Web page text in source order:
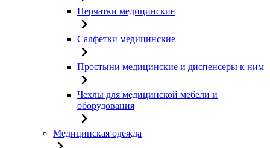
Перчатки медицинские
Салфетки медицинские
Простыни медицинские и диспенсеры к ним
Чехлы для медицинской мебели и
оборудования
Медицинская одежда